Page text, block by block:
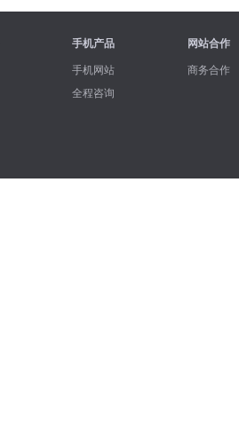
手机产品
手机网站
全程咨询
网站合作
商务合作